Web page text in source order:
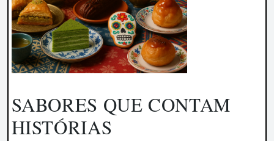
SABORES QUE CONTAM
HISTÓRIAS